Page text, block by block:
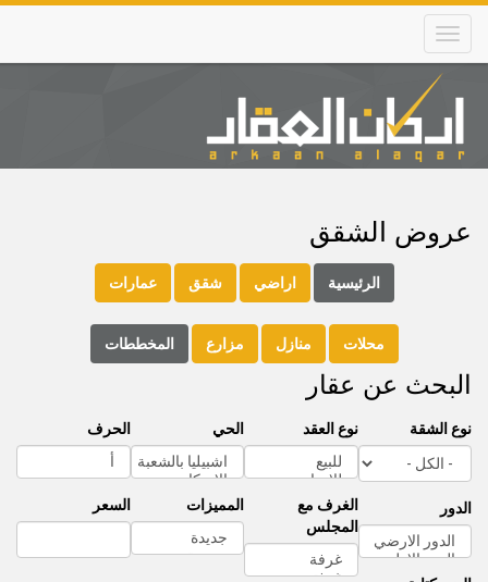
Skip
main
content
Main
navigation
عروض الشقق
الرئيسية اراضي شقق عمارات
محلات منازل مزارع المخططات
البحث عن عقار
نوع الشقة
الدور
نوع العقد
الغرف مع
المجلس
الحي
المميزات
الحرف
السعر